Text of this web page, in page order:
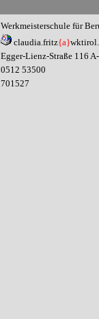
Werkmeisterschule für
claudia.fritz{a}
Egger-Lienz-Straße 116
0512 53500
701527